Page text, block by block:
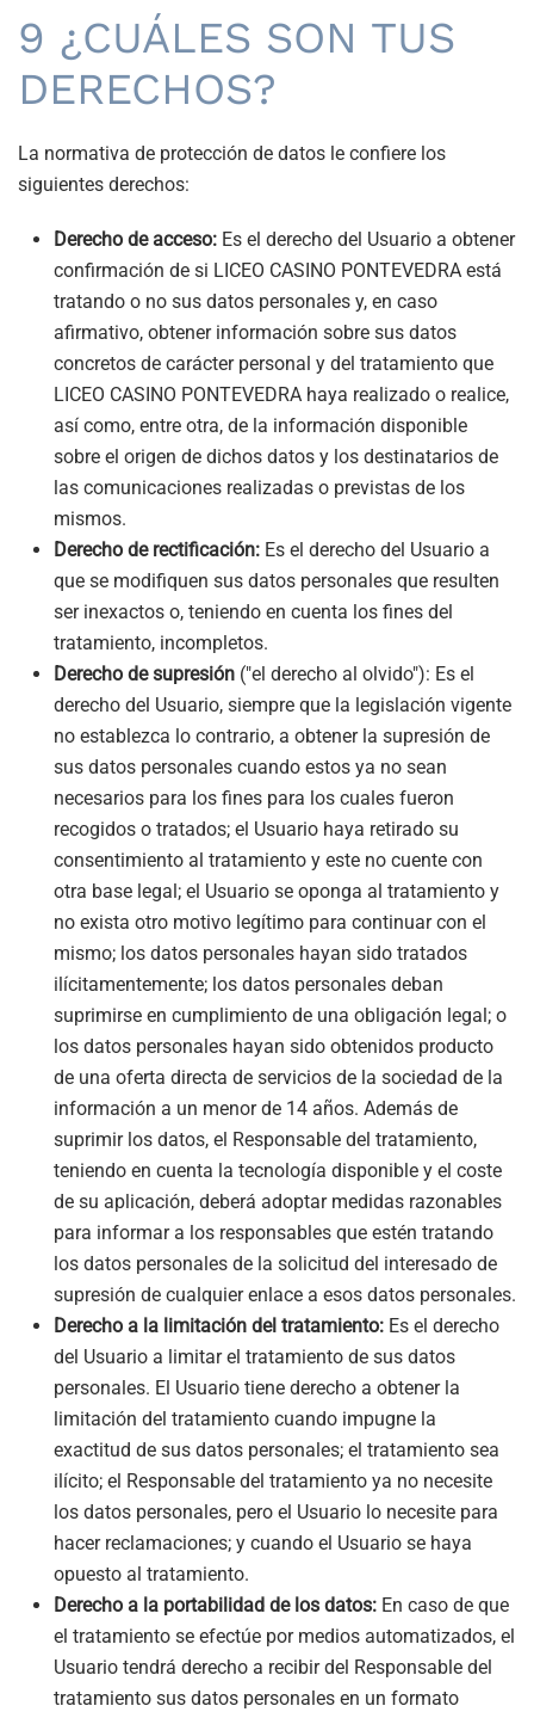
9 ¿CUÁLES SON TUS
DERECHOS?
La normativa de protección de datos le confiere los
siguientes derechos:
Derecho de acceso: Es el derecho del Usuario a obtener
confirmación de si LICEO CASINO PONTEVEDRA está
tratando o no sus datos personales y, en caso
afirmativo, obtener información sobre sus datos
concretos de carácter personal y del tratamiento que
LICEO CASINO PONTEVEDRA haya realizado o realice,
así como, entre otra, de la información disponible
sobre el origen de dichos datos y los destinatarios de
las comunicaciones realizadas o previstas de los
mismos.
Derecho de rectificación: Es el derecho del Usuario a
que se modifiquen sus datos personales que resulten
ser inexactos o, teniendo en cuenta los fines del
tratamiento, incompletos.
Derecho de supresión ("el derecho al olvido"): Es el
derecho del Usuario, siempre que la legislación vigente
no establezca lo contrario, a obtener la supresión de
sus datos personales cuando estos ya no sean
necesarios para los fines para los cuales fueron
recogidos o tratados; el Usuario haya retirado su
consentimiento al tratamiento y este no cuente con
otra base legal; el Usuario se oponga al tratamiento y
no exista otro motivo legítimo para continuar con el
mismo; los datos personales hayan sido tratados
ilícitamentemente; los datos personales deban
suprimirse en cumplimiento de una obligación legal; o
los datos personales hayan sido obtenidos producto
de una oferta directa de servicios de la sociedad de la
información a un menor de 14 años. Además de
suprimir los datos, el Responsable del tratamiento,
teniendo en cuenta la tecnología disponible y el coste
de su aplicación, deberá adoptar medidas razonables
para informar a los responsables que estén tratando
los datos personales de la solicitud del interesado de
supresión de cualquier enlace a esos datos personales.
Derecho a la limitación del tratamiento: Es el derecho
del Usuario a limitar el tratamiento de sus datos
personales. El Usuario tiene derecho a obtener la
limitación del tratamiento cuando impugne la
exactitud de sus datos personales; el tratamiento sea
ilícito; el Responsable del tratamiento ya no necesite
los datos personales, pero el Usuario lo necesite para
hacer reclamaciones; y cuando el Usuario se haya
opuesto al tratamiento.
Derecho a la portabilidad de los datos: En caso de que
el tratamiento se efectúe por medios automatizados, el
Usuario tendrá derecho a recibir del Responsable del
tratamiento sus datos personales en un formato